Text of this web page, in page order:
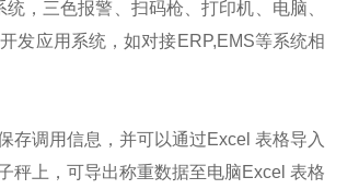
， 三色报警、扫码枪、打印机、电脑、
发应用系统，如对接ERP,EMS等系统相
存调用信息，并可以通过Excel 表格导入
秤上，可导出称重数据至电脑Excel 表格